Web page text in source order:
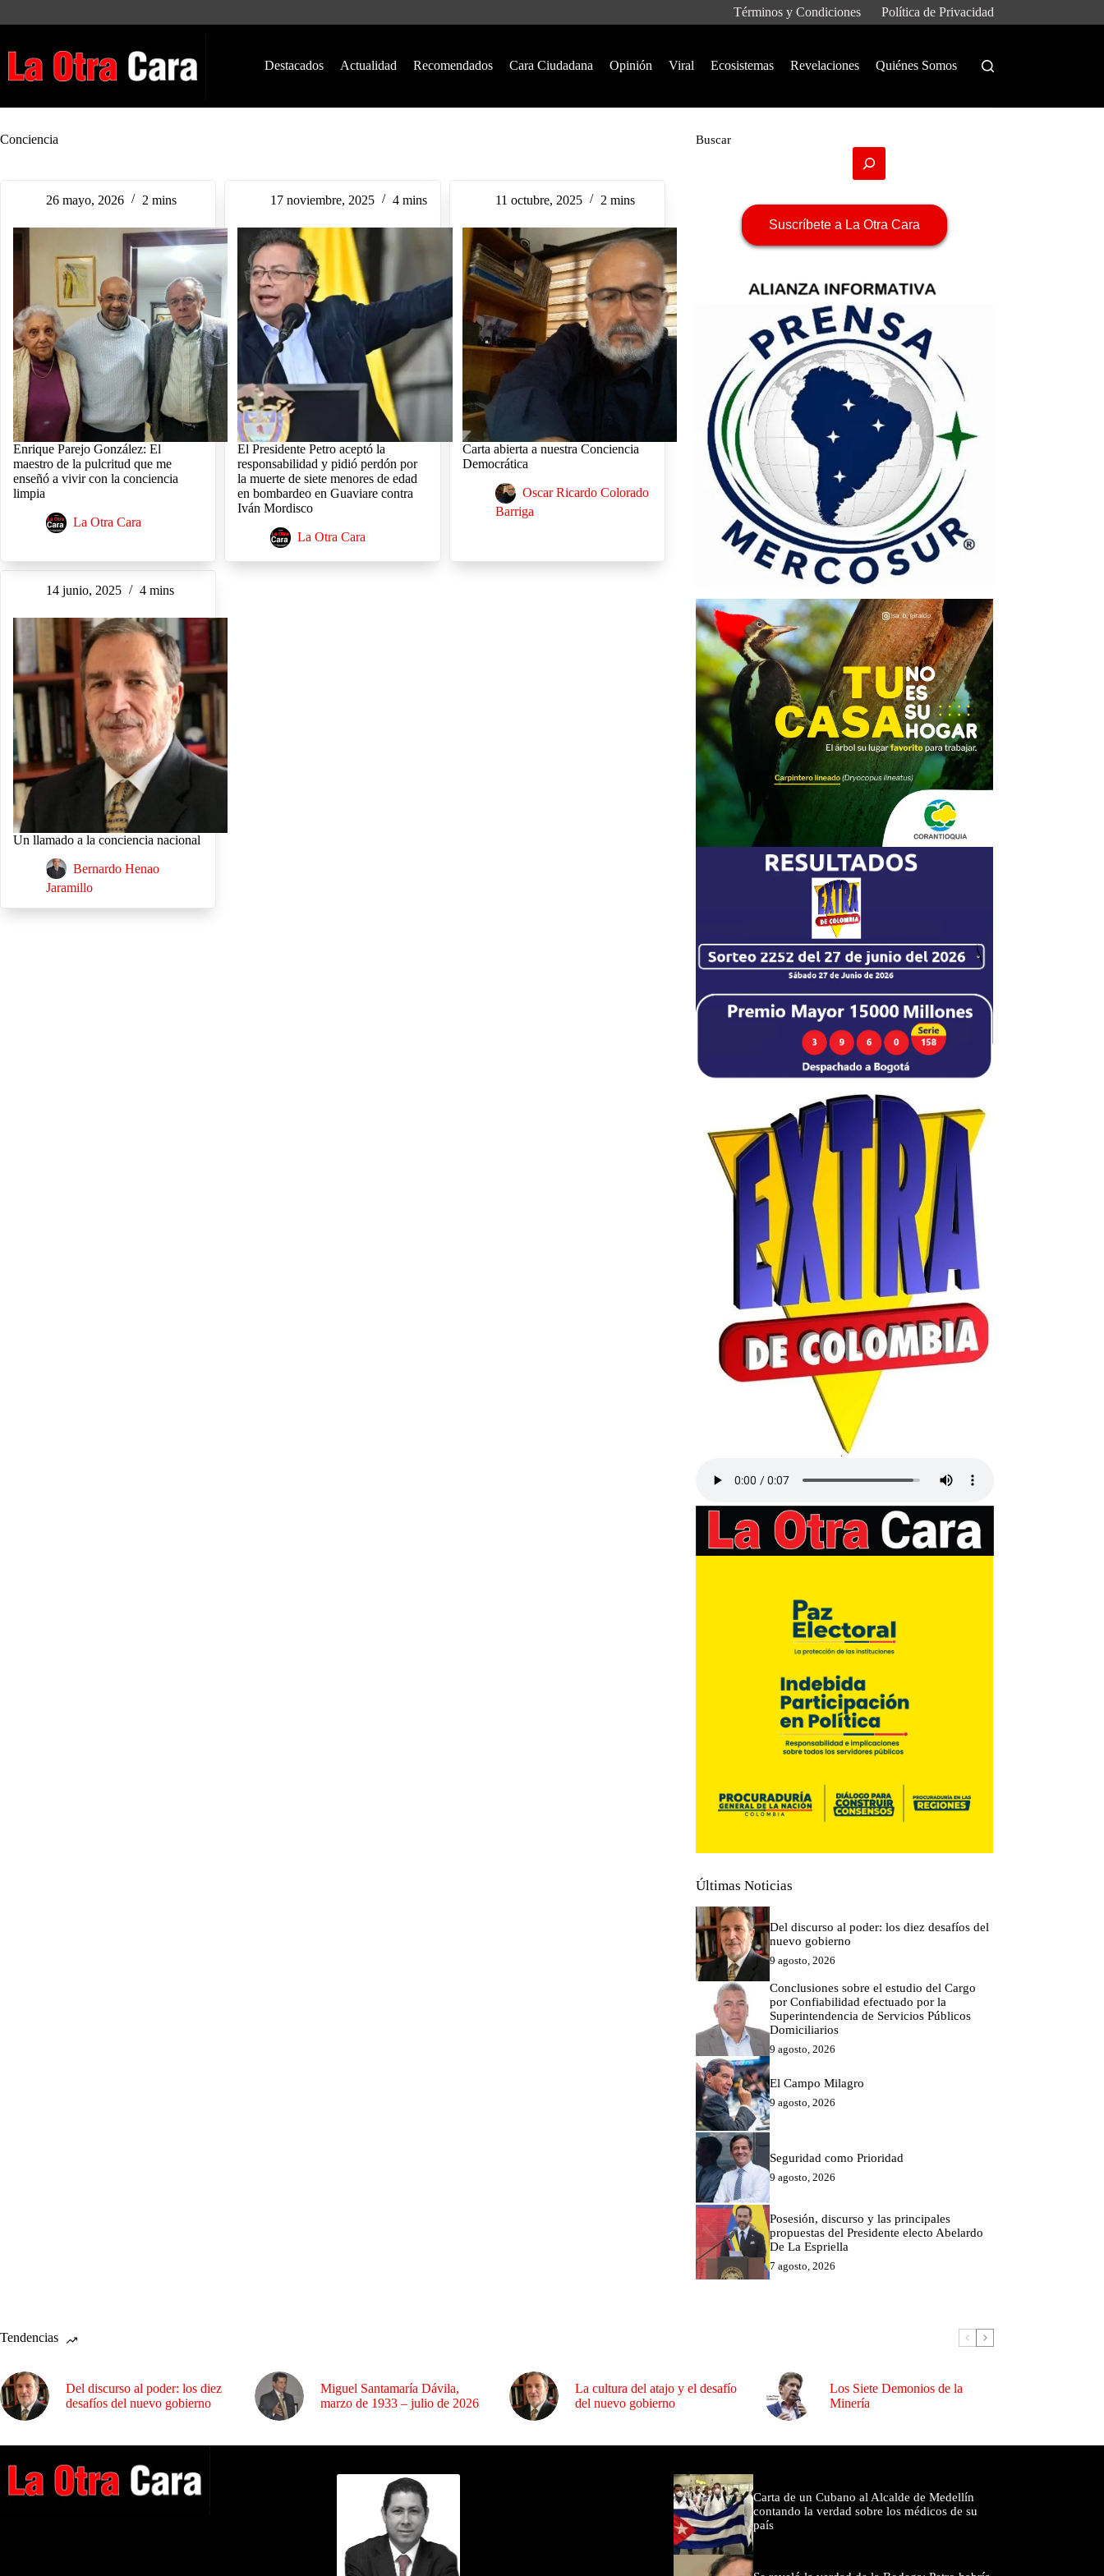
Términos y Condiciones Política de Privacidad
Destacados Actualidad Recomendados Cara Ciudadana Opinión Viral Ecosistemas Revelaciones Quiénes Somos
Conciencia
26 mayo, 2026 2 mins
Enrique Parejo González: El
maestro de la pulcritud que me
enseñó a vivir con la conciencia
limpia
La Otra Cara
17 noviembre, 2025 4 mins
El Presidente Petro aceptó la
responsabilidad y pidió perdón por
la muerte de siete menores de edad
en bombardeo en Guaviare contra
Iván Mordisco
La Otra Cara
11 octubre, 2025 2 mins
Carta abierta a nuestra Conciencia
Democrática
Oscar Ricardo Colorado
Barriga
14 junio, 2025 4 mins
Un llamado a la conciencia nacional
Bernardo Henao
Jaramillo
Buscar
Suscríbete a La Otra Cara
Últimas Noticias
Del discurso al poder: los diez desafíos del
nuevo gobierno
9 agosto, 2026
Conclusiones sobre el estudio del Cargo
por Confiabilidad efectuado por la
Superintendencia de Servicios Públicos
Domiciliarios
9 agosto, 2026
El Campo Milagro
9 agosto, 2026
Seguridad como Prioridad
9 agosto, 2026
Posesión, discurso y las principales
propuestas del Presidente electo Abelardo
De La Espriella
7 agosto, 2026
Tendencias
Del discurso al poder: los diez
desafíos del nuevo gobierno
Miguel Santamaría Dávila,
marzo de 1933 – julio de 2026
La cultura del atajo y el desafío
del nuevo gobierno
Los Siete Demonios de la
Minería
Carta de un Cubano al Alcalde de Medellín
contando la verdad sobre los médicos de su
país